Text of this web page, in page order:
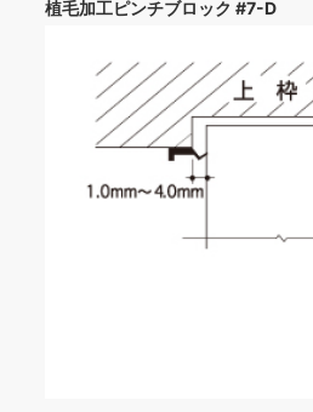
植毛加工ピンチブロック #7-D